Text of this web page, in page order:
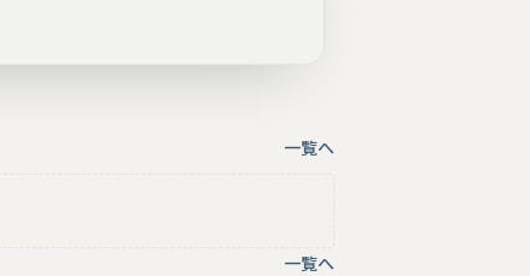
一覧へ
一覧へ